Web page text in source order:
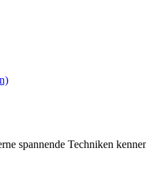
spannende Techniken